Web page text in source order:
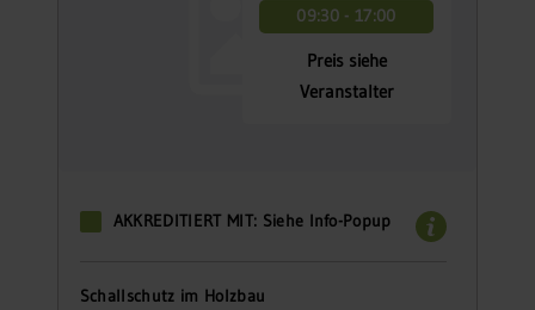
09:30 - 17:00
Preis siehe
Veranstalter
AKKREDITIERT MIT: Siehe Info-Popup
Schallschutz im Holzbau